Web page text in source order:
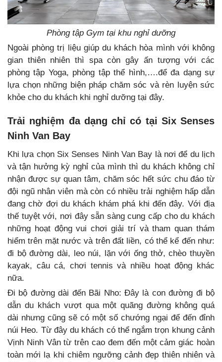
Phòng tập Gym tại khu nghỉ dưỡng
Ngoài phòng trị liệu giúp du khách hòa mình với không
gian thiên nhiên thì spa còn gây ấn tượng với các
phòng tập Yoga, phòng tập thể hình,….để đa dạng sự
lựa chọn những biện pháp chăm sóc và rèn luyện sức
khỏe cho du khách khi nghỉ dưỡng tại đây.
Trải nghiệm đa dạng chỉ có tại Six Senses
Ninh Van Bay
Khi lựa chọn Six Senses Ninh Van Bay là nơi để du lịch
và tận hưởng kỳ nghỉ của mình thì du khách không chỉ
nhận được sự quan tâm, chăm sóc hết sức chu đáo từ
đội ngũ nhân viên mà còn có nhiều trải nghiệm hấp dẫn
đang chờ đợi du khách khám phá khi đến đây. Với địa
thế tuyệt với, nơi đây sẵn sàng cung cấp cho du khách
những hoạt động vui chơi giải trí và tham quan thám
hiểm trên mặt nước và trên đất liền, có thể kể đến như:
đi bộ đường dài, leo núi, lặn với ống thở, chèo thuyền
kayak, câu cá, chơi tennis và nhiều hoạt động khác
nữa.
Đi bộ đường dài đến Bãi Nho: Đây là con đường đi bộ
dẫn du khách vượt qua một quãng đường không quá
dài nhưng cũng sẽ có một số chướng ngại để đến đỉnh
núi Heo. Từ đây du khách có thể ngắm trọn khung cảnh
Vịnh Ninh Vân từ trên cao đem đến một cảm giác hoàn
toàn mới lạ khi chiêm ngưỡng cảnh đẹp thiên nhiên và